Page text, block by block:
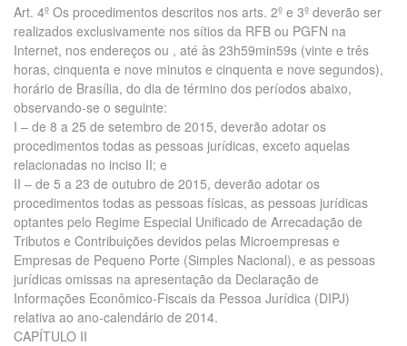
Art. 4º Os procedimentos descritos nos arts. 2º e 3º deverão ser
realizados exclusivamente nos sítios da RFB ou PGFN na
Internet, nos endereços ou , até às 23h59min59s (vinte e três
horas, cinquenta e nove minutos e cinquenta e nove segundos),
horário de Brasília, do dia de término dos períodos abaixo,
observando-se o seguinte:
I – de 8 a 25 de setembro de 2015, deverão adotar os
procedimentos todas as pessoas jurídicas, exceto aquelas
relacionadas no inciso II; e
II – de 5 a 23 de outubro de 2015, deverão adotar os
procedimentos todas as pessoas físicas, as pessoas jurídicas
optantes pelo Regime Especial Unificado de Arrecadação de
Tributos e Contribuições devidos pelas Microempresas e
Empresas de Pequeno Porte (Simples Nacional), e as pessoas
jurídicas omissas na apresentação da Declaração de
Informações Econômico-Fiscais da Pessoa Jurídica (DIPJ)
relativa ao ano-calendário de 2014.
CAPÍTULO II